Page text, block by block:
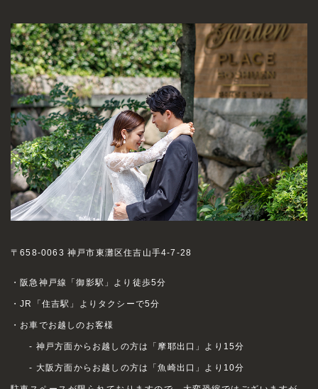
〒658-0063 神戸市東灘区住吉山手4-7-28
・阪急神戸線「御影駅」より徒歩5分
・JR「住吉駅」よりタクシーで5分
・お車でお越しのお客様
- 神戸方面からお越しの方は「摩耶出口」より15分
- 大阪方面からお越しの方は「魚崎出口」より10分